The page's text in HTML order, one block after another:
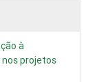
à
projetos